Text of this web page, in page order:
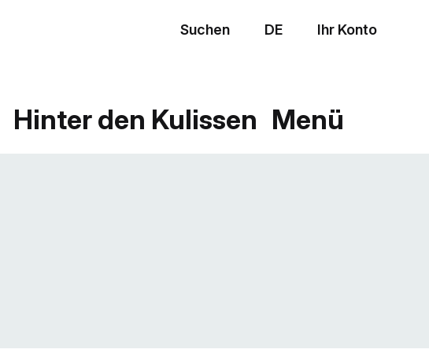
Suchen DE Ihr Konto
Hinter den Kulissen Menü